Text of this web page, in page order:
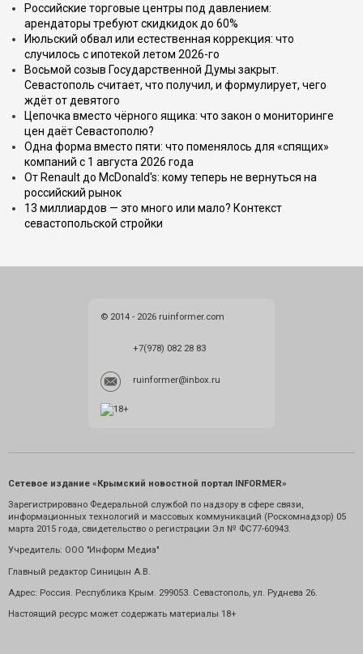
Российские торговые центры под давлением:
арендаторы требуют скидкидок до 60%
Июльский обвал или естественная коррекция: что
случилось с ипотекой летом 2026-го
Восьмой созыв Государственной Думы закрыт.
Севастополь считает, что получил, и формулирует, чего
ждёт от девятого
Цепочка вместо чёрного ящика: что закон о мониторинге
цен даёт Севастополю?
Одна форма вместо пяти: что поменялось для «спящих»
компаний с 1 августа 2026 года
От Renault до McDonald's: кому теперь не вернуться на
российский рынок
13 миллиардов — это много или мало? Контекст
севастопольской стройки
© 2014 - 2026 ruinformer.com
+7(978) 082 28 83
ruinformer@inbox.ru
Сетевое издание «Крымский новостной портал INFORMER»
Зарегистрировано Федеральной службой по надзору в сфере связи,
информационных технологий и массовых коммуникаций (Роскомнадзор) 05
марта 2015 года, свидетельство о регистрации Эл № ФС77-60943.
Учредитель: ООО "Информ Медиа"
Главный редактор Синицын А.В.
Адрес: Россия. Республика Крым. 299053. Севастополь, ул. Руднева 26.
Настоящий ресурс может содержать материалы 18+